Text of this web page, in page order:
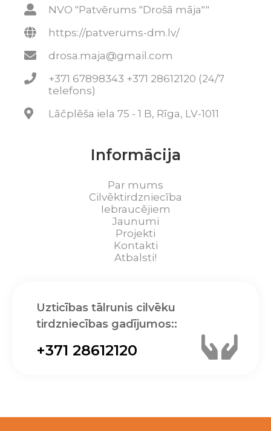
NVO "Patvērums "Drošā māja""
https://patverums-dm.lv/
drosa.maja@gmail.com
+371 67898343 +371 28612120 (24/7
telefons)
Lāčplēša iela 75 - 1 B, Rīga, LV-1011
Informācija
Par mums
Cilvēktirdzniecība
Iebraucējiem
Jaunumi
Projekti
Kontakti
Atbalsti!
Uzticības tālrunis cilvēku
tirdzniecības gadījumos::
+371 28612120